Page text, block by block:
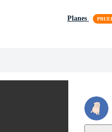
Planes